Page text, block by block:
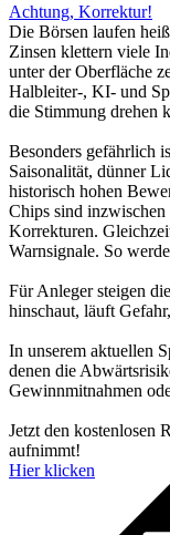
Achtung, Korrektur!
Die Börsen laufen
Zinsen klettern viele
unter der Oberfläche
Halbleiter-, KI- und
die Stimmung drehen
Besonders gefährlich
Saisonalität, dünner
historisch hohen
Chips sind
Korrekturen.
Warnsignale. So
Für Anleger steigen
hinschaut, läuft
In unserem aktuellen
denen die
Gewinnmitnahmen
Jetzt den kostenlosen
aufnimmt!
Hier klicken